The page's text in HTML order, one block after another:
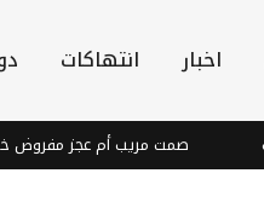
اخبار انتهاكات
صمت مريب أم عجز مفروض خلف